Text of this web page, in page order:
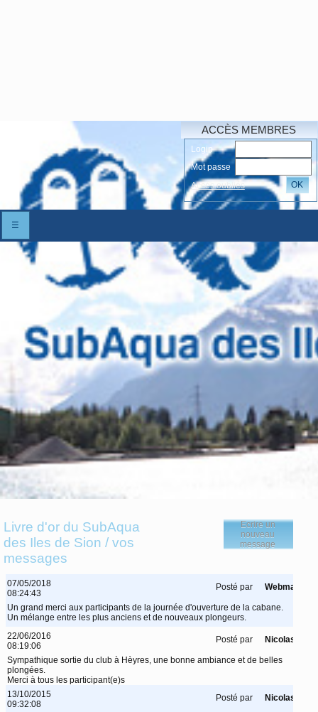
ACCÈS MEMBRES
Login
Mot passe
Accés oubliés
OK
☰
Livre d'or du SubAqua
des Iles de Sion / vos
messages
Ecrire un
nouveau
message
07/05/2018
08:24:43
Posté par Webmaster
Un grand merci aux participants de la journée d'ouverture de la cabane.
Un mélange entre les plus anciens et de nouveaux plongeurs.
22/06/2016
08:19:06
Posté par Nicolas
Sympathique sortie du club à Hèyres, une bonne ambiance et de belles
plongées.
Merci à tous les participant(e)s
13/10/2015
09:32:08
Posté par Nicolas